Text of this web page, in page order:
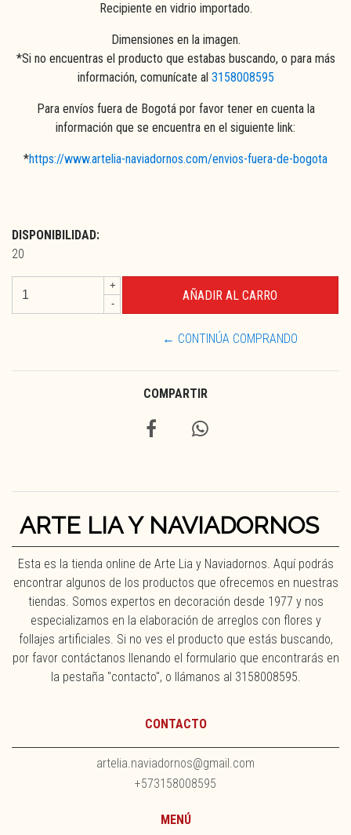
Recipiente en vidrio importado.
Dimensiones en la imagen.
*Si no encuentras el producto que estabas buscando, o para más
información, comunícate al 3158008595
Para envíos fuera de Bogotá por favor tener en cuenta la
información que se encuentra en el siguiente link:
*https://www.artelia-naviadornos.com/envios-fuera-de-bogota
DISPONIBILIDAD:
20
+
-
← CONTINÚA COMPRANDO
COMPARTIR
ARTE LIA Y NAVIADORNOS
Esta es la tienda online de Arte Lia y Naviadornos. Aquí podrás
encontrar algunos de los productos que ofrecemos en nuestras
tiendas. Somos expertos en decoración desde 1977 y nos
especializamos en la elaboración de arreglos con flores y
follajes artificiales. Si no ves el producto que estás buscando,
por favor contáctanos llenando el formulario que encontrarás en
la pestaña "contacto", o llámanos al 3158008595.
CONTACTO
artelia.naviadornos@gmail.com
+573158008595
MENÚ